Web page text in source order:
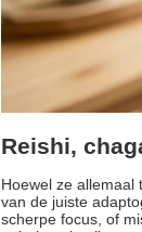
Reishi,
Hoewel ze allemaal
van de juiste
scherpe focus, of